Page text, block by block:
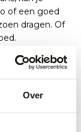
Over
of een goed
dragen. Of
komen
het brede
ook een
stijladvies!